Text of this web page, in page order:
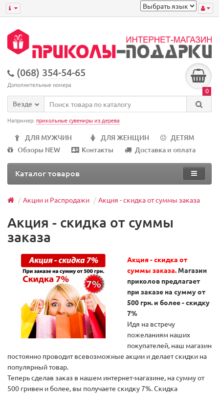
(068) 354-54-65
Дополнительные номера
0
Везде
Например: прикольные сувениры из дерева
ДЛЯ МУЖЧИН ДЛЯ ЖЕНЩИН
ДЕТЯМ
Обзоры NEW
Контакты Доставка и оплата
Каталог товаров
Акции и Распродажи Акция - скидка от суммы заказа
Акция - скидка от суммы
заказа
Акция - скидка от
суммы заказа. Магазин
приколов предлагает
при заказе на сумму от
500 грн. и более - скидку
7%
Идя на встречу
пожеланиям наших
покупателей, наш магазин
постоянно проводит всевозможные акции и делает скидки на
популярный товар.
Теперь сделав заказ в нашем интернет-магазине, на сумму от
500 гривен и более, вы получаете скидку 7%. Скидка